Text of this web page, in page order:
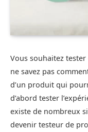
Vous souhaitez
ne savez pas
d’un produit qui
d’abord tester
existe de nombreux
devenir testeur de